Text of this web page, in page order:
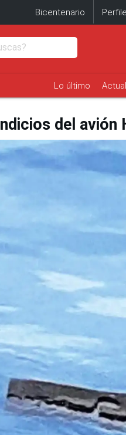
Bicentenario
Lo último
del avión